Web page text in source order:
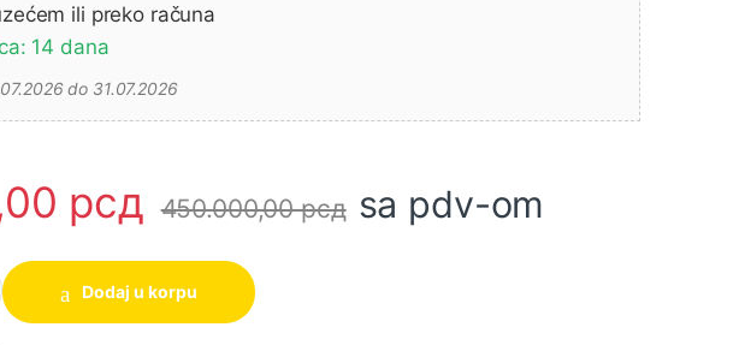
ili preko računa
14 dana
do 31.07.2026
рсд 450.000,00рсд sa pdv-om
gsem 8500 tde - silent (608760) količina
Dodaj u korpu